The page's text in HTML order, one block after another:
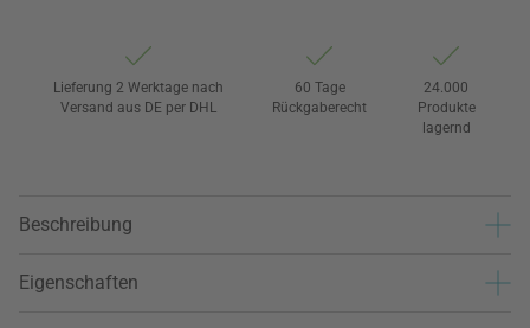
Lieferung 2 Werktage nach
Versand aus DE per DHL
60 Tage
Rückgaberecht
24.000
Produkte
lagernd
Beschreibung
Eigenschaften